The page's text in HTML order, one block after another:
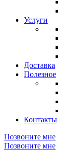
Услуги
Доставка
Полезное
Контакты
Позвоните мне
Позвоните мне